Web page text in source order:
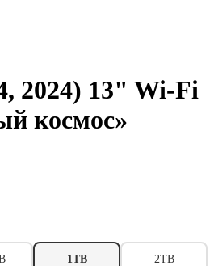
2024) 13" Wi-Fi
космос»
1TB 2TB